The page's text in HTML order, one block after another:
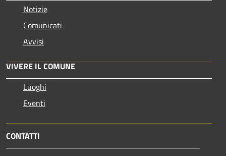
Notizie
Comunicati
Avvisi
VIVERE IL COMUNE
Luoghi
Eventi
CONTATTI